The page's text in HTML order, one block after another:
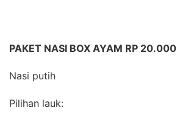
PAKET NASI BOX AYAM RP 20.000
Nasi putih
Pilihan lauk: